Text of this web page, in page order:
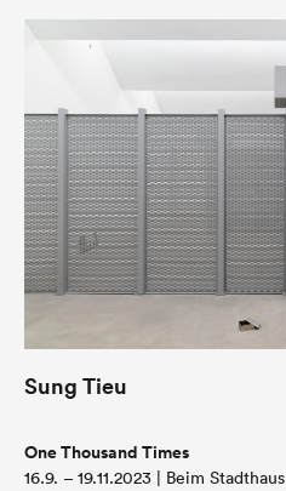
Sung Tieu
One Thousand Times
16.9. – 19.11.2023 | Beim Stadthaus